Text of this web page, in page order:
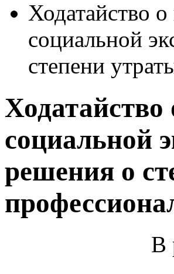
Ходатайство
социальной
степени
Ходатайство
социальной
решения о
В